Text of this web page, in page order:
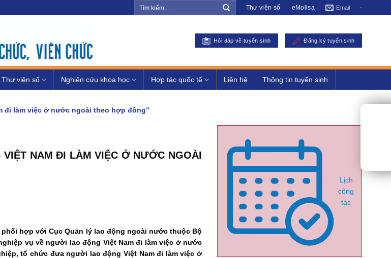
Thư viện số eMolisa Email -
Hỏi đáp về tuyển sinh Đăng ký tuyển sinh
Thư viện số Nghiên cứu khoa học Hợp tác quốc tế Liên hệ Thông tin tuyển sinh
đi làm việc ở nước ngoài theo hợp đồng”
NAM ĐI LÀM VIỆC Ở NƯỚC NGOÀI
hợp với Cục Quản lý lao động ngoài nước thuộc Bộ
vụ về người lao động Việt Nam đi làm việc ở nước
tổ chức đưa người lao động Việt Nam đi làm việc ở
Lịch
công
tác